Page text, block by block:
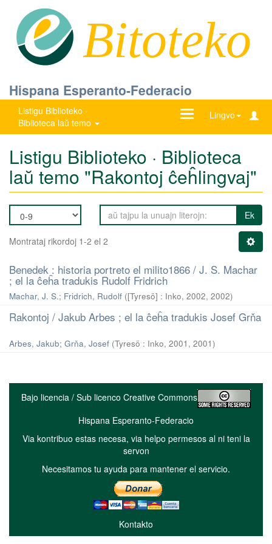
Bitoteko
Hispana Esperanto-Federacio
Listigu Biblioteko ·
Biblioteca laŭ temo
Lingvo
Ŝanĝu
Listigu Biblioteko · Biblioteca
laŭ temo "Rakontoj ĉeĥlingvaj"
Ek
Montrataj rikordoj 1-2 el 2
Benedek : historia portreto el milito1866 / J. S. Machar
; el la ĉeĥa tradukis Rudolf Fridrich
Machar, J. S.; Fridrich, Rudolf ([Tyresö] : Inko, 2002, 2002)
Rakontoj / Jakub Arbes ; el la ĉeĥa tradukis Josef Grňa
Arbes, Jakub; Grňa, Josef (Tyresö : Inko, 2001 , 2001)
Bajo licencia / Sub licenco Creative Commons
Hispana Esperanto-Federacio
Via kontribuo estas necesa, via helpo permesos al ni teni la
servon
Necesitamos tu ayuda para mantener el servicio.
Kontakto